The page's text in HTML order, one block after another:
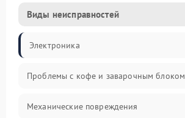
Виды неисправностей
Электроника
Проблемы с кофе и заварочным блоком
Механические повреждения